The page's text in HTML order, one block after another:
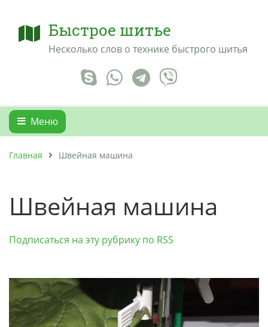
Быстрое шитье
Несколько слов о технике быстрого шитья
Меню
Главная Швейная машина
Швейная машина
Подписаться на эту рубрику по RSS